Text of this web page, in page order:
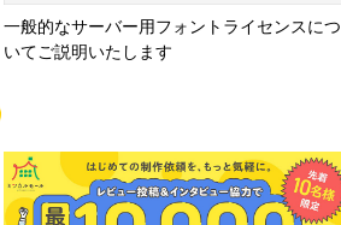
一般的なサーバー用フォントライセンスにつ
いてご説明いたします